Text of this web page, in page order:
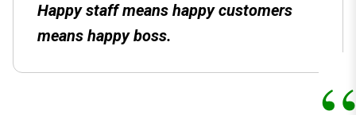
Happy staff means happy customers
means happy boss.